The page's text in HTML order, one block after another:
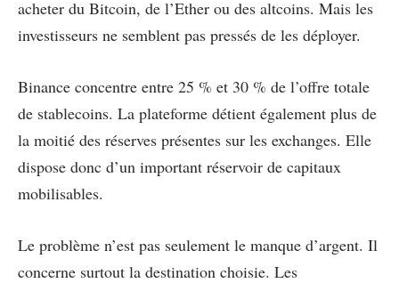
acheter du Bitcoin, de l’Ether ou des altcoins. Mais les
investisseurs ne semblent pas pressés de les déployer.
Binance concentre entre 25 % et 30 % de l’offre totale
de stablecoins. La plateforme détient également plus de
la moitié des réserves présentes sur les exchanges. Elle
dispose donc d’un important réservoir de capitaux
mobilisables.
Le problème n’est pas seulement le manque d’argent. Il
concerne surtout la destination choisie. Les